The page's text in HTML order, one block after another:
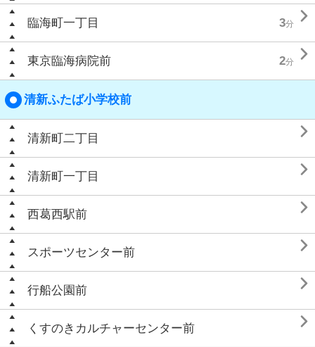
臨海町一丁目 3分 
東京臨海病院前 2分 
清新ふたば小学校前
清新町二丁目 
清新町一丁目 
西葛西駅前 
スポーツセンター前 
行船公園前 
くすのきカルチャーセンター前 